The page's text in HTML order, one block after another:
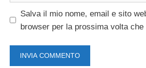
Salva il mio nome, email e sito
browser per la prossima volta che